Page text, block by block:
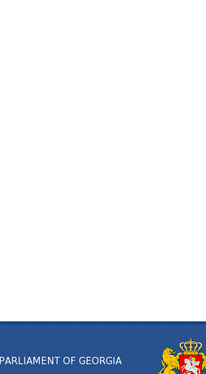
PARLIAMENT OF GEORGIA